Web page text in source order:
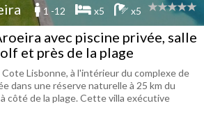
1 -12 x5 x5
avec piscine privée, salle
et près de la plage
Lisbonne, à l'intérieur du complexe de
dans une réserve naturelle à 25 km du
côté de la plage. Cette villa exécutive